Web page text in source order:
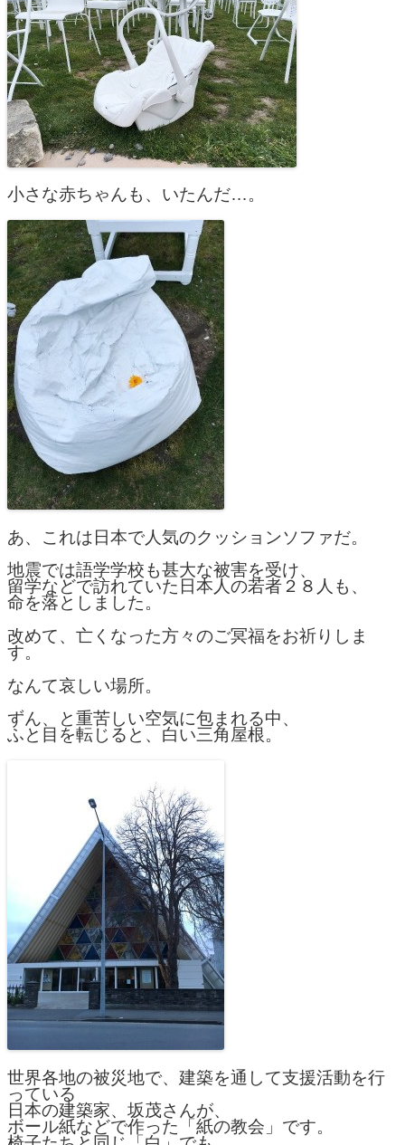
小さな赤ちゃんも、いたんだ…。
あ、これは日本で人気のクッションソファだ。
地震では語学学校も甚大な被害を受け、
留学などで訪れていた日本人の若者２８人も、
命を落としました。
改めて、亡くなった方々のご冥福をお祈りしま
す。
なんて哀しい場所。
ずん、と重苦しい空気に包まれる中、
ふと目を転じると、白い三角屋根。
世界各地の被災地で、建築を通して支援活動を行
っている
日本の建築家、坂茂さんが、
ボール紙などで作った「紙の教会」です。